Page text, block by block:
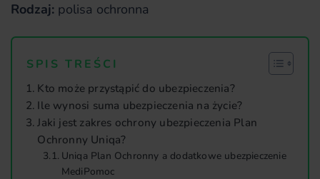
Rodzaj: polisa ochronna
SPIS TREŚCI
Kto może przystąpić do ubezpieczenia?
Ile wynosi suma ubezpieczenia na życie?
Jaki jest zakres ochrony ubezpieczenia Plan
Ochronny Uniqa?
Uniqa Plan Ochronny a dodatkowe ubezpieczenie
MediPomoc